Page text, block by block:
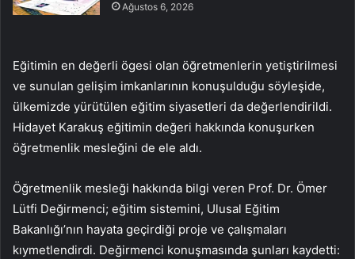
Ağustos 6, 2026
Eğitimin en değerli ögesi olan öğretmenlerin yetiştirilmesi
ve sunulan gelişim imkanlarının konuşulduğu söyleşide,
ülkemizde yürütülen eğitim siyasetleri da değerlendirildi.
Hidayet Karakuş eğitimin değeri hakkında konuşurken
öğretmenlik mesleğini de ele aldı.
Öğretmenlik mesleği hakkında bilgi veren Prof. Dr. Ömer
Lütfi Değirmenci; eğitim sistemini, Ulusal Eğitim
Bakanlığı’nın hayata geçirdiği proje ve çalışmaları
kıymetlendirdi. Değirmenci konuşmasında şunları kaydetti: